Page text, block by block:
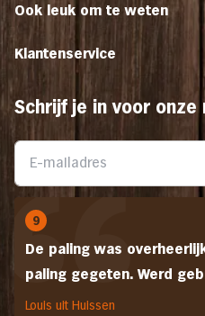
Ook leuk om te weten
Klantenservice
Schrijf je in voor onze
9
De paling was
paling gegeten. Werd
Louis uit Huissen